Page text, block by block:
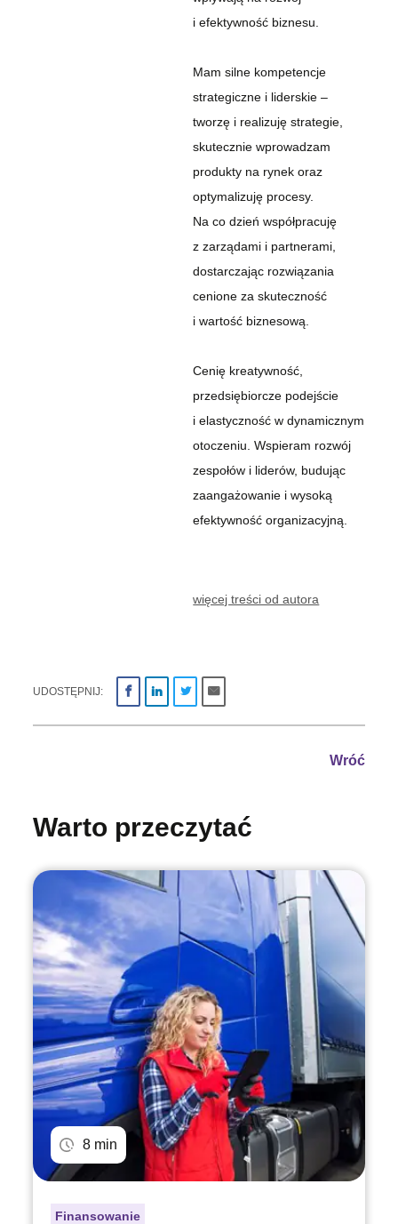
i efektywność biznesu.
Mam silne kompetencje
strategiczne i liderskie –
tworzę i realizuję strategie,
skutecznie wprowadzam
produkty na rynek oraz
optymalizuję procesy.
Na co dzień współpracuję
z zarządami i partnerami,
dostarczając rozwiązania
cenione za skuteczność
i wartość biznesową.
Cenię kreatywność,
przedsiębiorcze podejście
i elastyczność w dynamicznym
otoczeniu. Wspieram rozwój
zespołów i liderów, budując
zaangażowanie i wysoką
efektywność organizacyjną.
więcej treści od autora
UDOSTĘPNIJ:
Wróć
Warto przeczytać
8 min
Finansowanie